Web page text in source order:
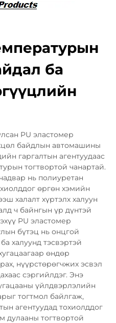
ба
PU эластомер
байдлын автомашины
гаргалтын агентуудаас
тогтвортой чанартай.
нь полиуретан
өргөн хэмийн
халалт хүртэлх халуун
ч байнгын үр дүнтэй
PU эластомер
бүтэц нь онцгой
халуунд тэсвэртэй
өндөр
нүүрстөрөгчжих эсвэл
сэргийлдэг. Энэ
үйлдвэрлэлийн
тогтмол байлгаж,
агентуудад тохиолддог
дулааны тогтвортой